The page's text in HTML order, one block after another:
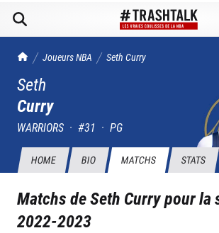
TrashTalk Actu NBA
Joueurs NBA Seth Curry
Seth
Curry
WARRIORS · #31 · PG
HOME BIO MATCHS STATS
Matchs deSeth Currypour la
2022-2023